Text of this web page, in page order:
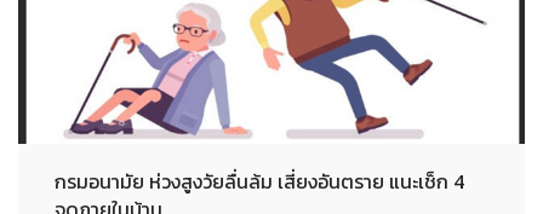
กรมอนามัย ห่วงสูงวัยลื่นล้ม เสี่ยงอันตราย แนะเช็ก 4